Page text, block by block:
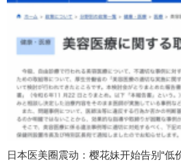
日本医美圈震动：樱花妹开始告别“低